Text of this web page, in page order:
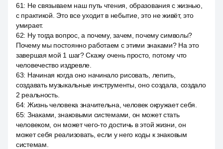
61: Не связываем наш путь чтения, образования с жизнью,
с практикой. Это все уходит в небытие, это не живёт, это
умирает.
62: Ну тогда вопрос, а почему, зачем, почему символы?
Почему мы постоянно работаем с этими знаками? На это
завершая мой 1 шаг? Скажу очень просто, потому что
человечество издревле.
63: Начиная когда оно начинало рисовать, лепить,
создавать музыкальные инструменты, оно создала, создало
2 реальность.
64: Жизнь человека значительна, человек окружает себя.
65: Знаками, знаковыми системами, он может стать
человеком, он может чего-то достичь в этой жизни, он
может себя реализовать, если у него коды к знаковым
системам.